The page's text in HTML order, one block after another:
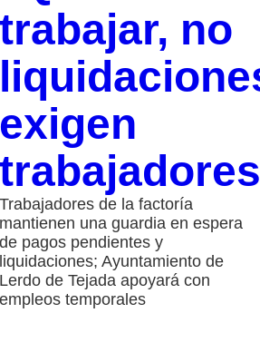
trabajar, no
exigen
trabajadores
Trabajadores de la factoría
mantienen una guardia en espera
de pagos pendientes y
liquidaciones; Ayuntamiento de
Lerdo de Tejada apoyará con
empleos temporales